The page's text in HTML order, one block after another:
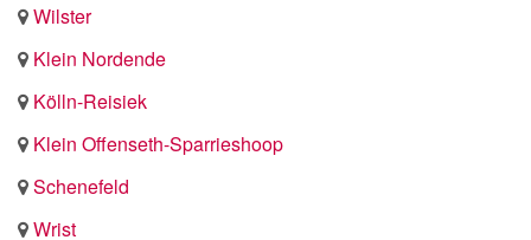
Wilster
Klein Nordende
Kölln-Reisiek
Klein Offenseth-Sparrieshoop
Schenefeld
Wrist